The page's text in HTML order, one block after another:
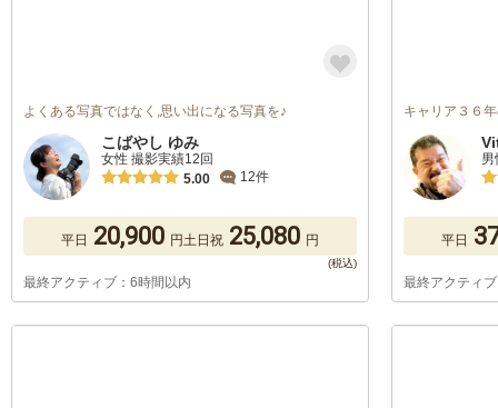
よくある写真ではなく,思い出になる写真を♪
こばやし ゆみ
女性 撮影実績12回
5.00
12件
平日 20,900 円土日祝 25,080 円
最終アクティブ：6時間以内
キャリア３６
男
平日
最終アクティ